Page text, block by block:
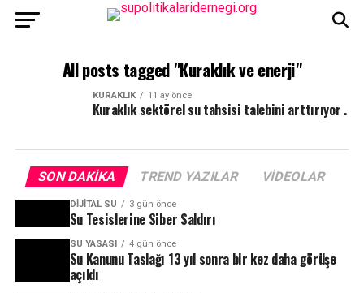
All posts tagged "Kuraklık ve enerji"
KURAKLIK 11 ay önce
Kuraklık sektörel su tahsisi talebini arttırıyor .
SON DAKIKA TREND YAZILAR VIDEOLAR
DIJITAL SU 3 gün önce
Su Tesislerine Siber Saldırı
SU YASASI 4 gün önce
Su Kanunu Taslağı 13 yıl sonra bir kez daha görüşe
açıldı